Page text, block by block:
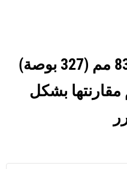
انظر كيف يقارن 8300 مم (327 بوصة)
مقارنتها بشكل